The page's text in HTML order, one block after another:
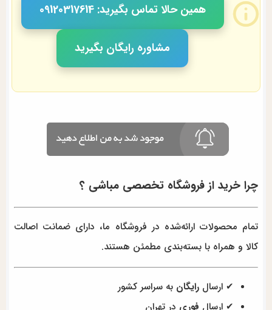
همین حالا تماس بگیرید: 09120317614
مشاوره رایگان بگیرید
چرا خرید از فروشگاه تخصصی مباشی ؟
تمام محصولات ارائه‌شده در فروشگاه ما، دارای ضمانت اصالت
کالا و همراه با بسته‌بندی مطمئن هستند.
✔ ارسالرایگان به سراسر کشور
✔ ارسال فوری در تهران